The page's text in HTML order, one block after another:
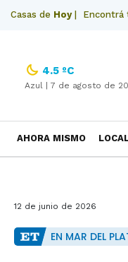
Casas de Hoy| Encontrá
4.5 ºC
Azul | 7 de agosto de
AHORA MISMO
12 de junio de 2026
EN MAR DEL